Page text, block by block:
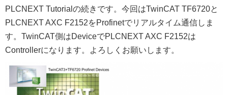
PLCNEXT Tutorialの続きです。今回はTwinCAT TF6720と
PLCNEXT AXC F2152をProfinetでリアルタイム通信しま
す。TwinCAT側はDeviceでPLCNEXT AXC F2152は
Controllerになります。よろしくお願いします。